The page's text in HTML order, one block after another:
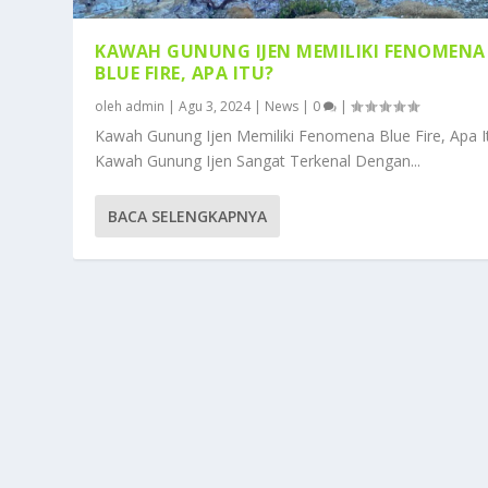
KAWAH GUNUNG IJEN MEMILIKI FENOMENA
BLUE FIRE, APA ITU?
oleh admin |Agu 3, 2024| News | 0 |
Kawah Gunung Ijen Memiliki Fenomena Blue Fire, Apa
Kawah Gunung Ijen Sangat Terkenal Dengan...
BACA SELENGKAPNYA